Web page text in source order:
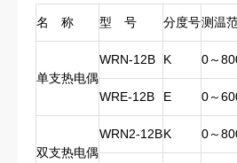
名 称 型 号 分度号测温
单支热电偶
WRN-12B K 0～
WRE-12B E 0～
双支热电偶
WRN2-12BK 0～